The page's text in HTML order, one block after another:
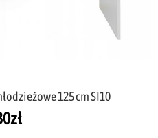
125 cm SI10
zł